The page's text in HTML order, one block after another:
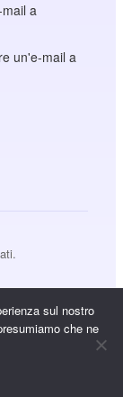
a
un'e-mail a
sul nostro
che ne